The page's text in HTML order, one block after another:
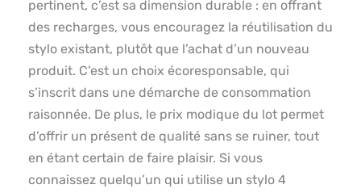
pertinent, c’est sa dimension durable : en offrant
des recharges, vous encouragez la réutilisation du
stylo existant, plutôt que l’achat d’un nouveau
produit. C’est un choix écoresponsable, qui
s’inscrit dans une démarche de consommation
raisonnée. De plus, le prix modique du lot permet
d’offrir un présent de qualité sans se ruiner, tout
en étant certain de faire plaisir. Si vous
connaissez quelqu’un qui utilise un stylo 4